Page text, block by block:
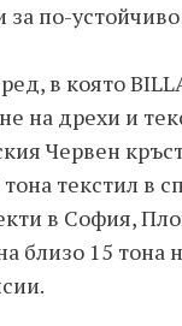
за по-
в която
на дрехи и
Червен
текстил в
в София,
близо 15 тона